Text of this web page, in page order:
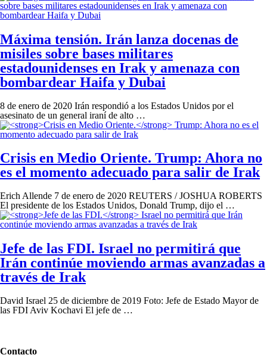
Máxima tensión. Irán lanza docenas de
misiles sobre bases militares
estadounidenses en Irak y amenaza con
bombardear Haifa y Dubai
8 de enero de 2020 Irán respondió a los Estados Unidos por el
asesinato de un general iraní de alto …
Crisis en Medio Oriente. Trump: Ahora no
es el momento adecuado para salir de Irak
Erich Allende 7 de enero de 2020 REUTERS / JOSHUA ROBERTS
El presidente de los Estados Unidos, Donald Trump, dijo el …
Jefe de las FDI. Israel no permitirá que
Irán continúe moviendo armas avanzadas a
través de Irak
David Israel 25 de diciembre de 2019 Foto: Jefe de Estado Mayor de
las FDI Aviv Kochavi El jefe de …
Contacto